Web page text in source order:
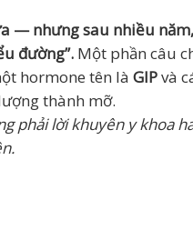
— nhưng sau nhiều
đường”. Một phần câu
hormone tên là GIPvà
thành mỡ.
phải lời khuyên y khoa